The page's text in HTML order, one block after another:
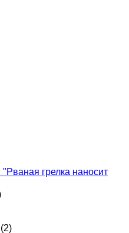
грелка наносит
(2)